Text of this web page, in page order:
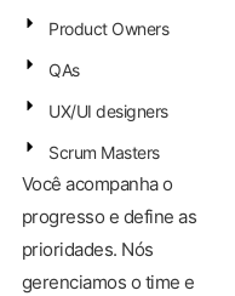
Product Owners
QAs
UX/UI designers
Scrum Masters
Você acompanha o
progresso e define as
prioridades. Nós
gerenciamos o time e